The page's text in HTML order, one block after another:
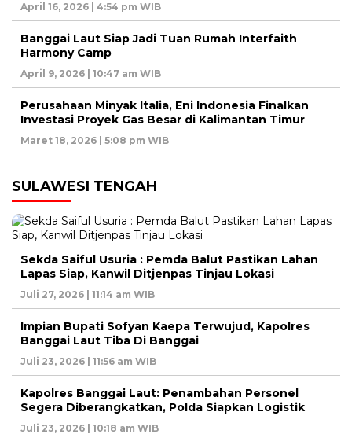
April 16, 2026 | 4:54 pm WIB
Banggai Laut Siap Jadi Tuan Rumah Interfaith
Harmony Camp
April 9, 2026 | 10:47 am WIB
Perusahaan Minyak Italia, Eni Indonesia Finalkan
Investasi Proyek Gas Besar di Kalimantan Timur
Maret 18, 2026 | 5:08 pm WIB
SULAWESI TENGAH
Sekda Saiful Usuria : Pemda Balut Pastikan Lahan
Lapas Siap, Kanwil Ditjenpas Tinjau Lokasi
Juli 27, 2026 | 11:14 am WIB
Impian Bupati Sofyan Kaepa Terwujud, Kapolres
Banggai Laut Tiba Di Banggai
Juli 23, 2026 | 11:56 am WIB
Kapolres Banggai Laut: Penambahan Personel
Segera Diberangkatkan, Polda Siapkan Logistik
Juli 23, 2026 | 10:18 am WIB